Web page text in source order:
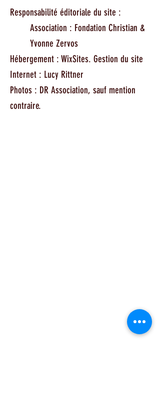
Responsabilité éditoriale du site :
Association : Fondation Christian &
Yvonne Zervos
Hébergement : WixSites. Gestion du site
Internet : Lucy Rittner
Photos : DR Association, sauf mention
contraire.